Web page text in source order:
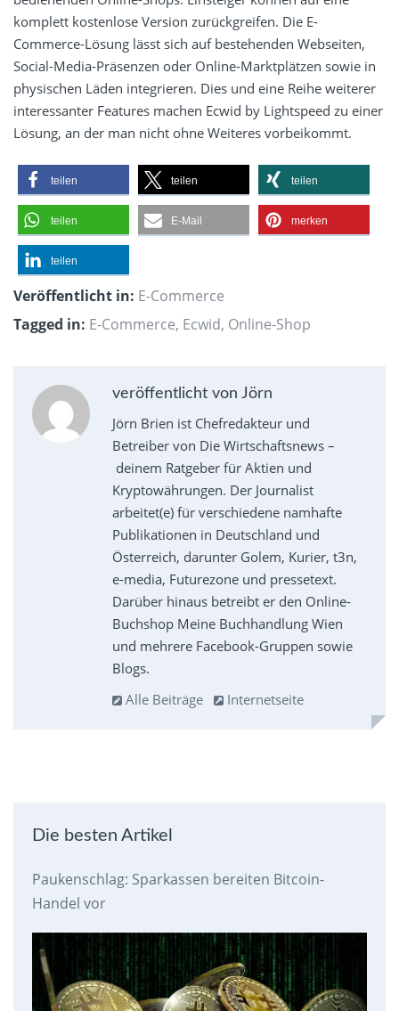
komplett kostenlose Version zurückgreifen. Die E-
Commerce-Lösung lässt sich auf bestehenden Webseiten,
Social-Media-Präsenzen oder Online-Marktplätzen sowie in
physischen Läden integrieren. Dies und eine Reihe weiterer
interessanter Features machen Ecwid by Lightspeed zu einer
Lösung, an der man nicht ohne Weiteres vorbeikommt.
teilen teilen teilen
teilen E-Mail merken
teilen
Veröffentlicht in: E-Commerce
Tagged in: E-Commerce, Ecwid, Online-Shop
veröffentlicht von Jörn
Jörn Brien ist Chefredakteur und
Betreiber von Die Wirtschaftsnews –
deinem Ratgeber für Aktien und
Kryptowährungen. Der Journalist
arbeitet(e) für verschiedene namhafte
Publikationen in Deutschland und
Österreich, darunter Golem, Kurier, t3n,
e-media, Futurezone und pressetext.
Darüber hinaus betreibt er den Online-
Buchshop Meine Buchhandlung Wien
und mehrere Facebook-Gruppen sowie
Blogs.
Alle Beiträge
Internetseite
Die besten Artikel
Paukenschlag: Sparkassen bereiten Bitcoin-
Handel vor